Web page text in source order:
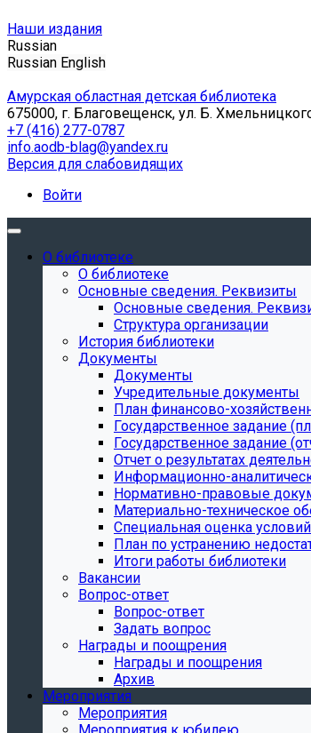
Наши издания
Russian
Russian English
Амурская областная детская библиотека
675000, г. Благовещенск, ул. Б.
+7 (416) 277-0787
info.aodb-blag@yandex.ru
Версия для слабовидящих
Войти
О библиотеке
О библиотеке
Основные сведения. Реквизиты
Основные сведения.
Структура организации
История библиотеки
Документы
Документы
Учредительные документы
План финансово-
Государственное задание
Государственное задание
Отчет о результатах
Информационно-
Нормативно-правовые
Материально-техническое
Специальная оценка
План по устранению
Итоги работы библиотеки
Вакансии
Вопрос-ответ
Вопрос-ответ
Задать вопрос
Награды и поощрения
Награды и поощрения
Архив
Мероприятия
Мероприятия